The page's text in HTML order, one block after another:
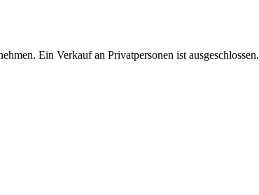
Ein Verkauf an Privatpersonen ist ausgeschlossen.